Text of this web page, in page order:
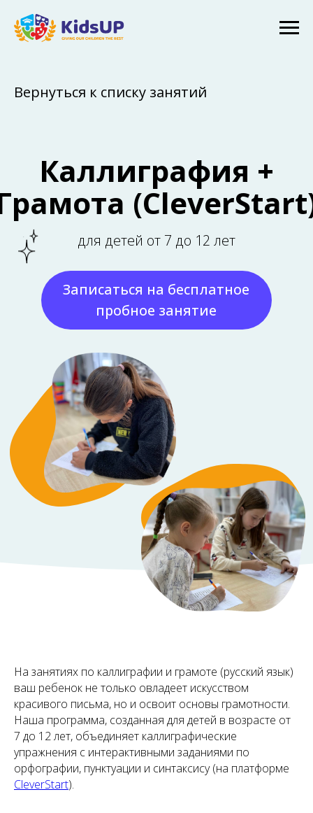
Вернуться к списку занятий
для детей от 7 до 12 лет
Записаться на бесплатное
пробное занятие
На занятиях по каллиграфии и грамоте (русский язык)
ваш ребенок не только овладеет искусством
красивого письма, но и освоит основы грамотности.
Наша программа, созданная для детей в возрасте от
7 до 12 лет, объединяет каллиграфические
упражнения с интерактивными заданиями по
орфографии, пунктуации и синтаксису (на платформе
CleverStart).